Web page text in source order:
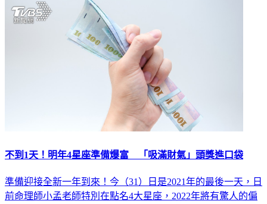
不到1天！明年4星座準備爆富 「吸滿財氣」頭獎進口袋
準備迎接全新一年到來！今（31）日是2021年的最後一天，日
前命理師小孟老師特別在點名4大星座，2022年將有驚人的偏